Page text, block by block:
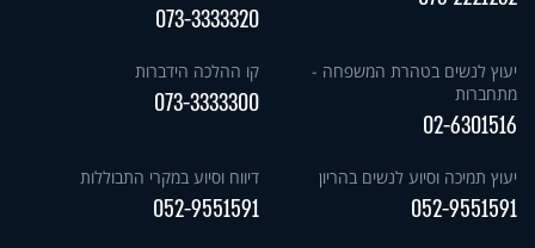
073-3333320
יעוץ לנשים בטהרת המשפחה -
מתחברות
02-6301516
קו ההלכה הידברות
073-3333300
יעוץ תמיכה וסיוע לנשים בהריון
052-9551591
דיווח וסיוע במקרי התבוללות
052-9551591